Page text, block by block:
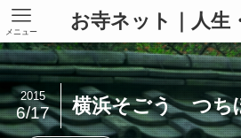
お寺ネット｜人生
メニュー
横浜そごう つち
2015
6/17